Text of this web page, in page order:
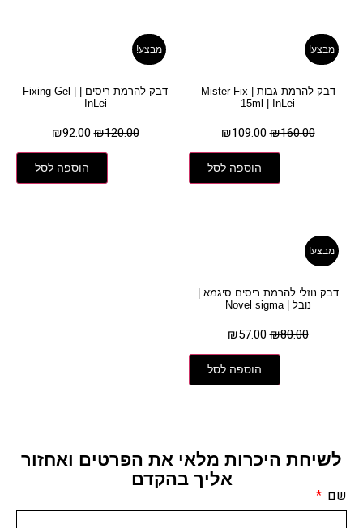
מבצע!
דבק להרמת גבות | Mister Fix
15ml | InLei
₪160.00
₪109.00
הוספה לסל
מבצע!
דבק להרמת ריסים | Fixing Gel |
InLei
₪120.00
₪92.00
הוספה לסל
מבצע!
דבק נוזלי להרמת ריסים סיגמא |
נובל | Novel sigma
₪80.00
₪57.00
הוספה לסל
לשיחת היכרות מלאי את הפרטים ואחזור
אליך בהקדם
שם